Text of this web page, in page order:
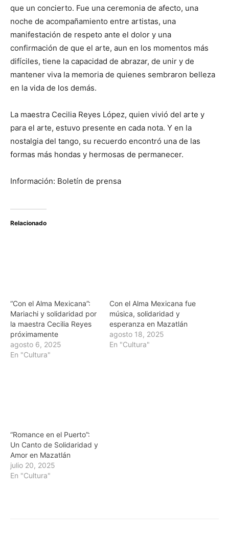
que un concierto. Fue una ceremonia de afecto, una
noche de acompañamiento entre artistas, una
manifestación de respeto ante el dolor y una
confirmación de que el arte, aun en los momentos más
difíciles, tiene la capacidad de abrazar, de unir y de
mantener viva la memoria de quienes sembraron belleza
en la vida de los demás.
La maestra Cecilia Reyes López, quien vivió del arte y
para el arte, estuvo presente en cada nota. Y en la
nostalgia del tango, su recuerdo encontró una de las
formas más hondas y hermosas de permanecer.
Información: Boletín de prensa
Relacionado
“Con el Alma Mexicana”:
Mariachi y solidaridad por
la maestra Cecilia Reyes
próximamente
agosto 6, 2025
En "Cultura"
Con el Alma Mexicana fue
música, solidaridad y
esperanza en Mazatlán
agosto 18, 2025
En "Cultura"
“Romance en el Puerto”:
Un Canto de Solidaridad y
Amor en Mazatlán
julio 20, 2025
En "Cultura"